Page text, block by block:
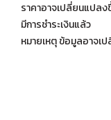
ราคาอาจเปลี่ยนแปล
มีการชำระเงินแล้ว
หมายเหตุ ข้อมูลอาจเ